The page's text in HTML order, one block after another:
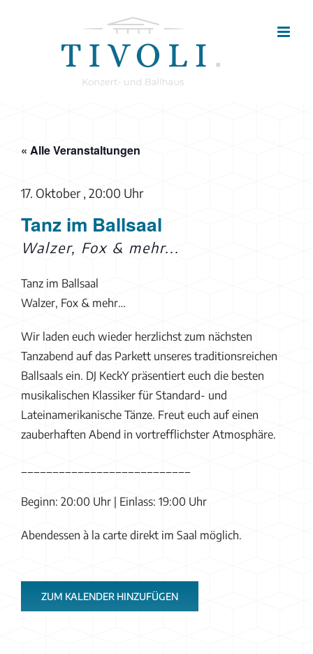
« Alle Veranstaltungen
17. Oktober , 20:00 Uhr
Tanz im Ballsaal
Walzer, Fox & mehr...
Tanz im Ballsaal
Walzer, Fox & mehr…
Wir laden euch wieder herzlichst zum nächsten
Tanzabend auf das Parkett unseres traditionsreichen
Ballsaals ein. DJ KeckY präsentiert euch die besten
musikalischen Klassiker für Standard- und
Lateinamerikanische Tänze. Freut euch auf einen
zauberhaften Abend in vortrefflichster Atmosphäre.
Beginn: 20:00 Uhr | Einlass: 19:00 Uhr
Abendessen à la carte direkt im Saal möglich.
ZUM KALENDER HINZUFÜGEN